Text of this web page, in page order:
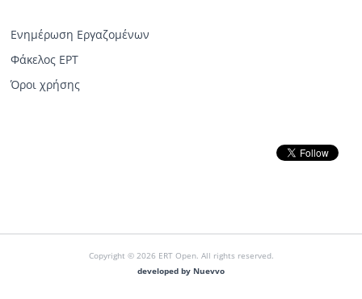
Ενημέρωση Εργαζομένων
Φάκελος ΕΡΤ
Όροι χρήσης
Copyright © 2026 ERT Open. All rights reserved.
developed by Nuevvo